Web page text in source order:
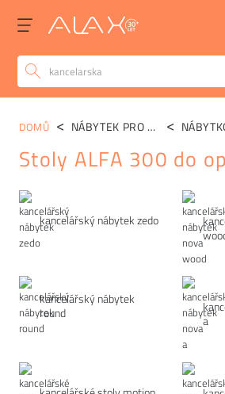
Kategorie
kancelářský nábytek zedo
kancelářský nábytek
round
a
DOMŮ NÁBYTEK PRO OPEN SPACE
Stoly ALFA 300 do